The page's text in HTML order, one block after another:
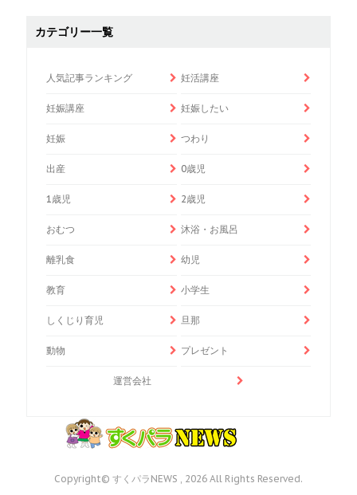
カテゴリー一覧
人気記事ランキング 妊活講座
妊娠講座 妊娠したい
妊娠 つわり
出産 0歳児
1歳児 2歳児
おむつ 沐浴・お風呂
離乳食 幼児
教育 小学生
しくじり育児 旦那
動物 プレゼント
運営会社
Copyright© すくパラNEWS , 2026 All Rights Reserved.